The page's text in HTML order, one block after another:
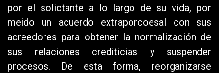
por el solictante a lo largo de su vida, por
meido un acuerdo extraporcoesal con sus
acreedores para obtener la normalización de
sus relaciones crediticias y suspender
procesos. De esta forma, reorganizarse